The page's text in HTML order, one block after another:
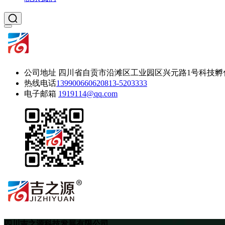
公司地址 四川省自贡市沿滩区工业园区兴元路1号科技孵
热线电话139900660620813-5203333
电子邮箱 1919114@qq.com